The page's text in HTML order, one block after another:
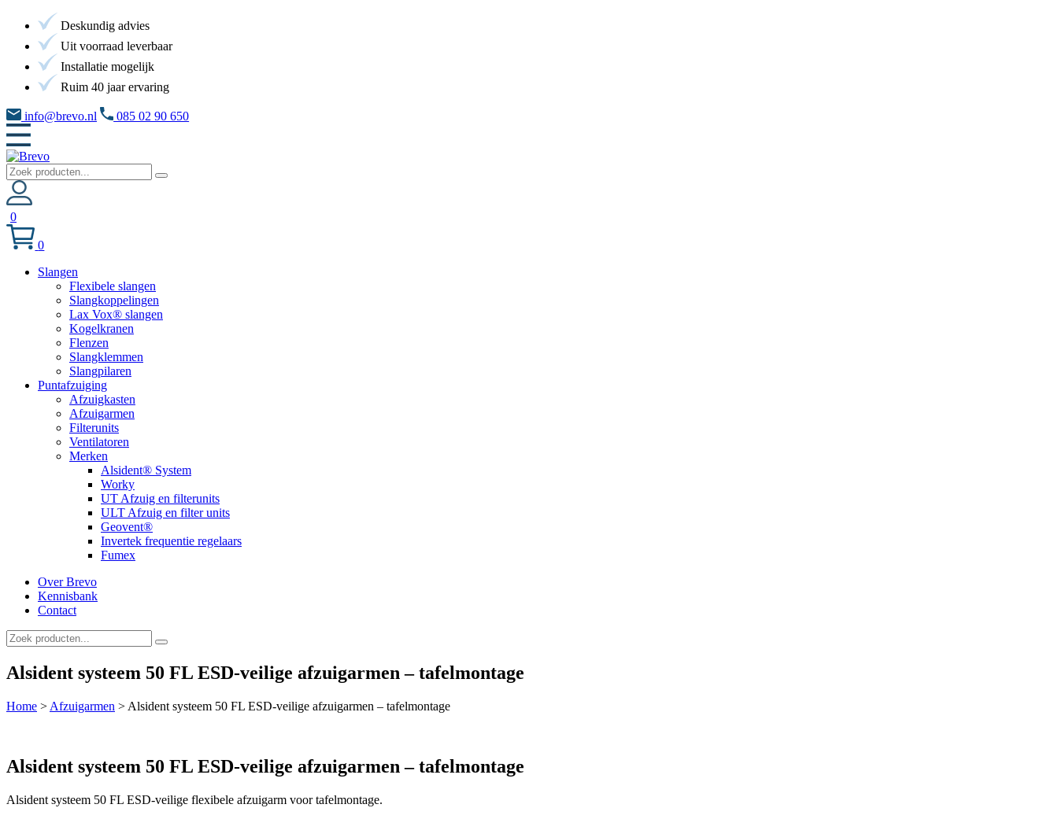
Deskundig advies
Uit voorraad leverbaar
Installatie mogelijk
Ruim 40 jaar ervaring
info@brevo.nl 085 02 90 650
0
0
Slangen
Flexibele slangen
Slangkoppelingen
Lax Vox® slangen
Kogelkranen
Flenzen
Slangklemmen
Slangpilaren
Puntafzuiging
Afzuigkasten
Afzuigarmen
Filterunits
Ventilatoren
Merken
Alsident® System
Worky
UT Afzuig en filterunits
ULT Afzuig en filter units
Geovent®
Invertek frequentie regelaars
Fumex
Over Brevo
Kennisbank
Contact
Alsident systeem 50 FL ESD-veilige afzuigarmen – tafelmontage
Home > Afzuigarmen > Alsident systeem 50 FL ESD-veilige afzuigarmen – tafelmontage
Alsident systeem 50 FL ESD-veilige afzuigarmen – tafelmontage
Alsident systeem 50 FL ESD-veilige flexibele afzuigarm voor tafelmontage.